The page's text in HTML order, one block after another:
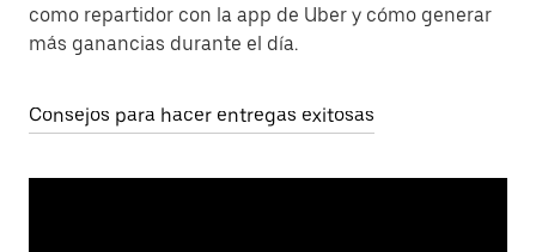
como repartidor con la app de Uber y cómo generar
más ganancias durante el día.
Consejos para hacer entregas exitosas